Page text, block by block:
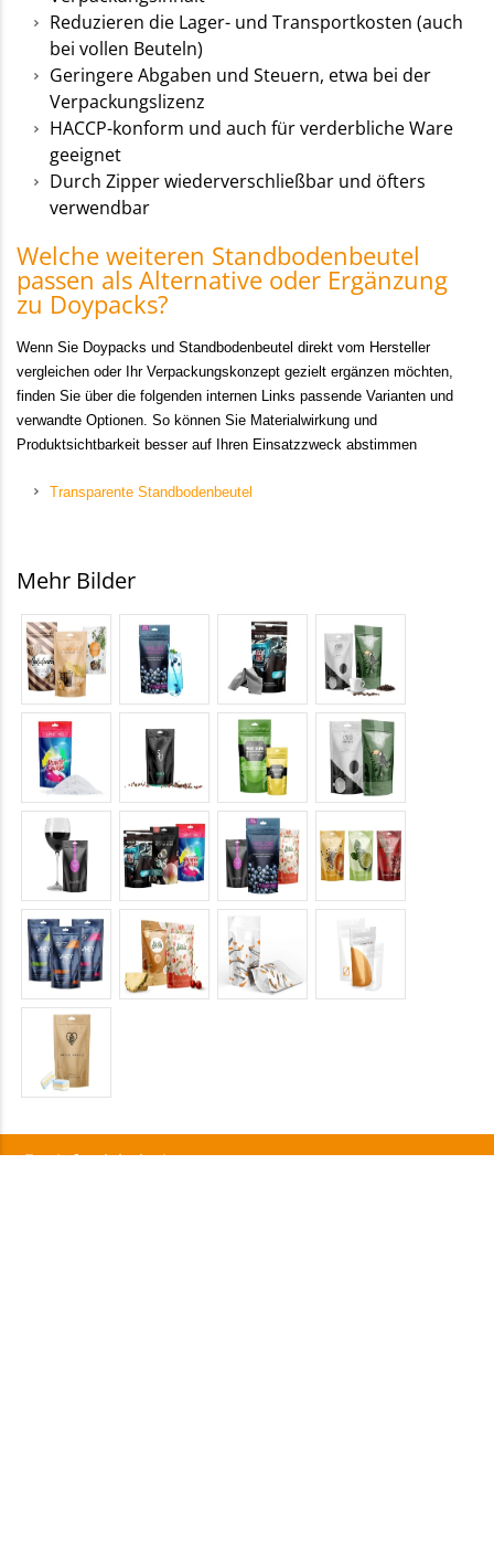
Reduzieren die Lager- und Transportkosten (auch
bei vollen Beuteln)
Geringere Abgaben und Steuern, etwa bei der
Verpackungslizenz
HACCP-konform und auch für verderbliche Ware
geeignet
Durch Zipper wiederverschließbar und öfters
verwendbar
Welche weiteren Standbodenbeutel
passen als Alternative oder Ergänzung
zu Doypacks?
Wenn Sie Doypacks und Standbodenbeutel direkt vom Hersteller
vergleichen oder Ihr Verpackungskonzept gezielt ergänzen möchten,
finden Sie über die folgenden internen Links passende Varianten und
verwandte Optionen. So können Sie Materialwirkung und
Produktsichtbarkeit besser auf Ihren Einsatzzweck abstimmen
Transparente Standbodenbeutel
Mehr Bilder
info@labelprint24.com